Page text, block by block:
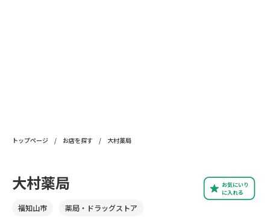
トップページ / お店を探す / 大村薬局
お気にいり
に入れる
大村薬局
福知山市 薬局・ドラッグストア